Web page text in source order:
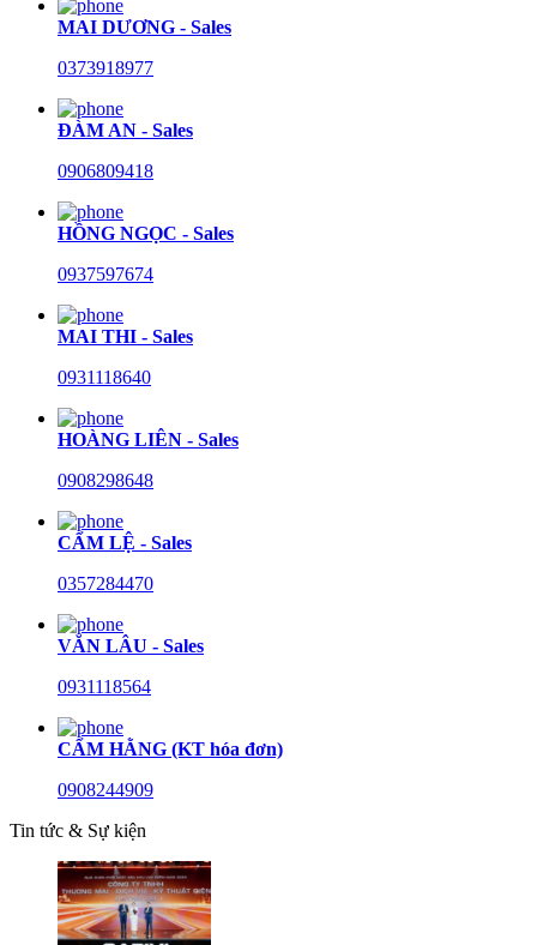
MAI DƯƠNG - Sales
0373918977
ĐÀM AN - Sales
0906809418
HỒNG NGỌC - Sales
0937597674
MAI THI - Sales
0931118640
HOÀNG LIÊN - Sales
0908298648
CẨM LỆ - Sales
0357284470
VĂN LÂU - Sales
0931118564
CẨM HẰNG (KT hóa đơn)
0908244909
Tin tức & Sự kiện